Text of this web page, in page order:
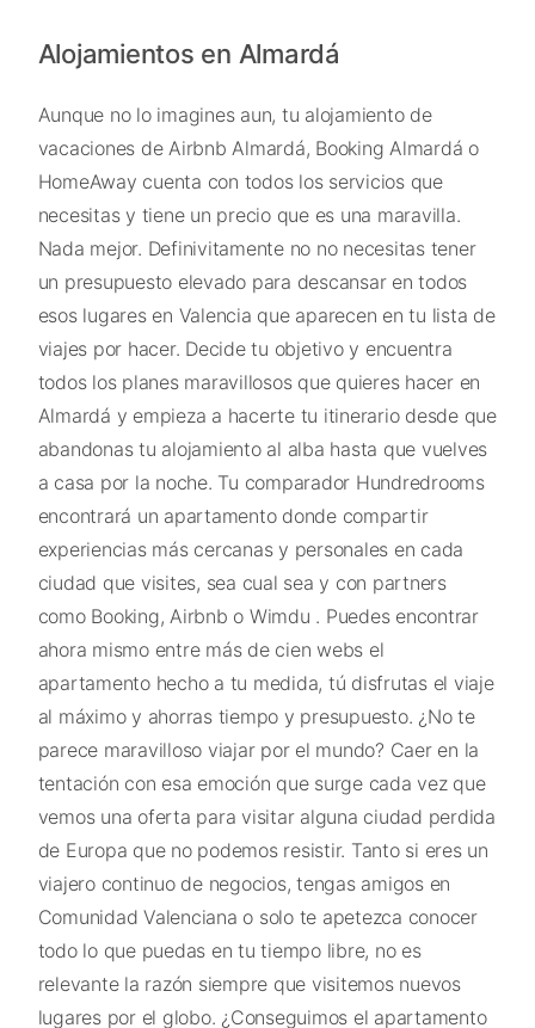
Alojamientos en Almardá
Aunque no lo imagines aun, tu alojamiento de
vacaciones de Airbnb Almardá, Booking Almardá o
HomeAway cuenta con todos los servicios que
necesitas y tiene un precio que es una maravilla.
Nada mejor. Definivitamente no no necesitas tener
un presupuesto elevado para descansar en todos
esos lugares en Valencia que aparecen en tu lista de
viajes por hacer. Decide tu objetivo y encuentra
todos los planes maravillosos que quieres hacer en
Almardá y empieza a hacerte tu itinerario desde que
abandonas tu alojamiento al alba hasta que vuelves
a casa por la noche. Tu comparador Hundredrooms
encontrará un apartamento donde compartir
experiencias más cercanas y personales en cada
ciudad que visites, sea cual sea y con partners
como Booking, Airbnb o Wimdu . Puedes encontrar
ahora mismo entre más de cien webs el
apartamento hecho a tu medida, tú disfrutas el viaje
al máximo y ahorras tiempo y presupuesto. ¿No te
parece maravilloso viajar por el mundo? Caer en la
tentación con esa emoción que surge cada vez que
vemos una oferta para visitar alguna ciudad perdida
de Europa que no podemos resistir. Tanto si eres un
viajero continuo de negocios, tengas amigos en
Comunidad Valenciana o solo te apetezca conocer
todo lo que puedas en tu tiempo libre, no es
relevante la razón siempre que visitemos nuevos
lugares por el globo. ¿Conseguimos el apartamento